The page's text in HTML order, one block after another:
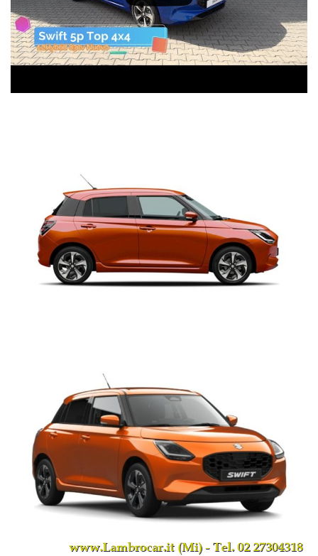
Tangenziale Est o con la Tangenziale Nord di Milano oppure con la
Metropolitana 2 Verde: contattaci senz’impegno per una offerta
personalizzata, anche con il ritiro del tuo veicolo usato:
Telefono 0227304318;
Whatsapp: 0227304318;
Scarica la nostra APP su APPLE STORE o GOOGLE PLAY.Ti